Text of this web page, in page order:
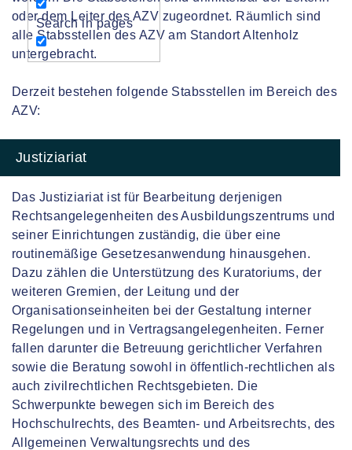
Search in pages
oder dem Leiter des AZV zugeordnet. Räumlich sind
alle Stabsstellen des AZV am Standort Altenholz
untergebracht.
Derzeit bestehen folgende Stabsstellen im Bereich des
AZV:
Justiziariat
Das Justiziariat ist für Bearbeitung derjenigen
Rechtsangelegenheiten des Ausbildungszentrums und
seiner Einrichtungen zuständig, die über eine
routinemäßige Gesetzesanwendung hinausgehen.
Dazu zählen die Unterstützung des Kuratoriums, der
weiteren Gremien, der Leitung und der
Organisationseinheiten bei der Gestaltung interner
Regelungen und in Vertragsangelegenheiten. Ferner
fallen darunter die Betreuung gerichtlicher Verfahren
sowie die Beratung sowohl in öffentlich-rechtlichen als
auch zivilrechtlichen Rechtsgebieten. Die
Schwerpunkte bewegen sich im Bereich des
Hochschulrechts, des Beamten- und Arbeitsrechts, des
Allgemeinen Verwaltungsrechts und des